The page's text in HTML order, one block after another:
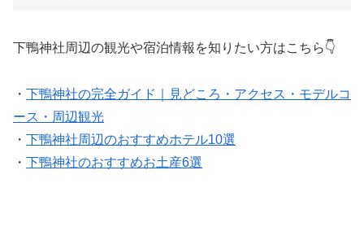
下鴨神社周辺の観光や宿泊情報を知りたい方はこちら👇
・ 下鴨神社の完全ガイド｜見どころ・アクセス・モデルコ
ース・周辺観光
・ 下鴨神社周辺のおすすめホテル10選
・ 下鴨神社のおすすめお土産6選